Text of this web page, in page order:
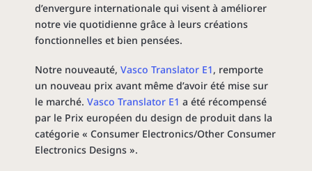
d’envergure internationale qui visent à améliorer
notre vie quotidienne grâce à leurs créations
fonctionnelles et bien pensées.
Notre nouveauté, Vasco Translator E1, remporte
un nouveau prix avant même d’avoir été mise sur
le marché. Vasco Translator E1 a été récompensé
par le Prix européen du design de produit dans la
catégorie « Consumer Electronics/Other Consumer
Electronics Designs ».